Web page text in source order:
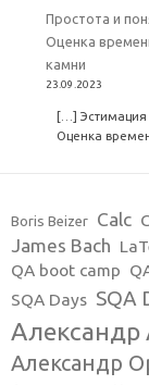
Простота и
Оценка
камни
23.09.2023
[…]
Оценка
Boris Beizer Calc
James Bach
QA boot camp
SQA Days SQA
Александр
Александр